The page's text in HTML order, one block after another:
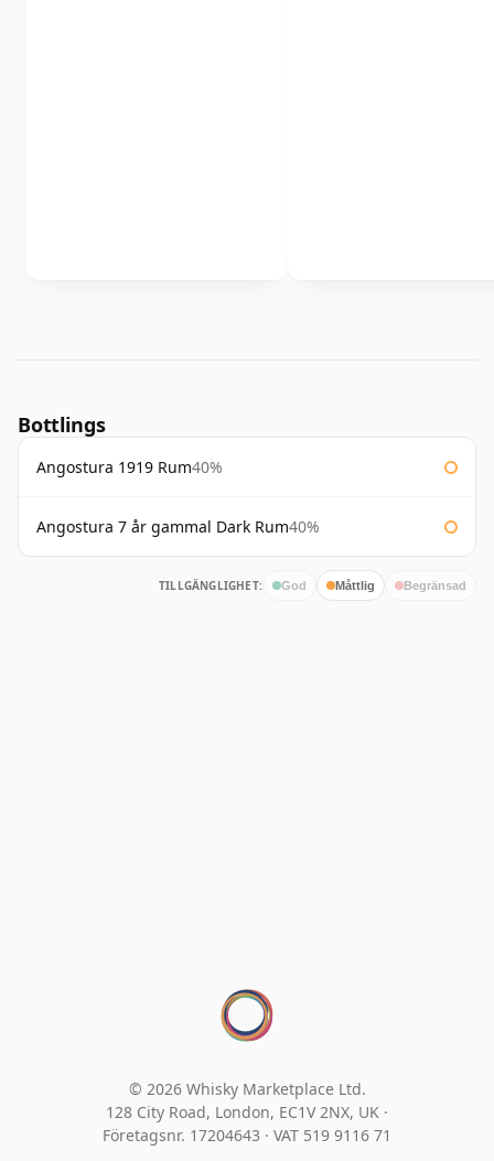
Bottlings
Angostura 1919 Rum40%
Angostura 7 år gammal Dark Rum40%
TILLGÄNGLIGHET: God Måttlig Begränsad
© 2026 Whisky Marketplace Ltd.
128 City Road, London, EC1V 2NX, UK ·
Företagsnr. 17204643 · VAT 519 9116 71